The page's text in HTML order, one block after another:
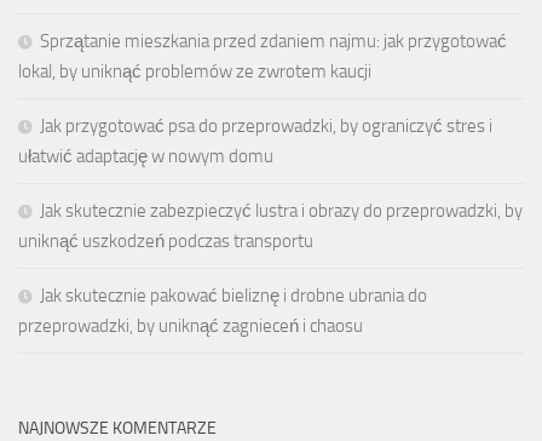
Sprzątanie mieszkania przed zdaniem najmu: jak przygotować
lokal, by uniknąć problemów ze zwrotem kaucji
Jak przygotować psa do przeprowadzki, by ograniczyć stres i
ułatwić adaptację w nowym domu
Jak skutecznie zabezpieczyć lustra i obrazy do przeprowadzki, by
uniknąć uszkodzeń podczas transportu
Jak skutecznie pakować bieliznę i drobne ubrania do
przeprowadzki, by uniknąć zagnieceń i chaosu
NAJNOWSZE KOMENTARZE